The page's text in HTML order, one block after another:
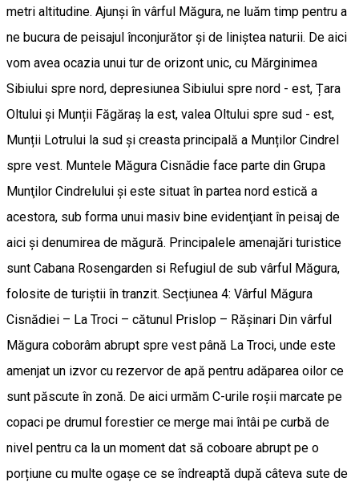
metri altitudine. Ajunşi în vârful Măgura, ne luăm timp pentru a
ne bucura de peisajul înconjurător şi de liniştea naturii. De aici
vom avea ocazia unui tur de orizont unic, cu Mărginimea
Sibiului spre nord, depresiunea Sibiului spre nord - est, Țara
Oltului și Munții Făgăraș la est, valea Oltului spre sud - est,
Munții Lotrului la sud și creasta principală a Munților Cindrel
spre vest. Muntele Măgura Cisnădie face parte din Grupa
Munţilor Cindrelului şi este situat în partea nord estică a
acestora, sub forma unui masiv bine evidenţiant în peisaj de
aici şi denumirea de măgură. Principalele amenajări turistice
sunt Cabana Rosengarden si Refugiul de sub vârful Măgura,
folosite de turiştii în tranzit. Secțiunea 4: Vârful Măgura
Cisnădiei – La Troci – cătunul Prislop – Rășinari Din vârful
Măgura coborâm abrupt spre vest până La Troci, unde este
amenjat un izvor cu rezervor de apă pentru adăparea oilor ce
sunt păscute în zonă. De aici urmăm C-urile roșii marcate pe
copaci pe drumul forestier ce merge mai întâi pe curbă de
nivel pentru ca la un moment dat să coboare abrupt pe o
porțiune cu multe ogașe ce se îndreaptă după câteva sute de